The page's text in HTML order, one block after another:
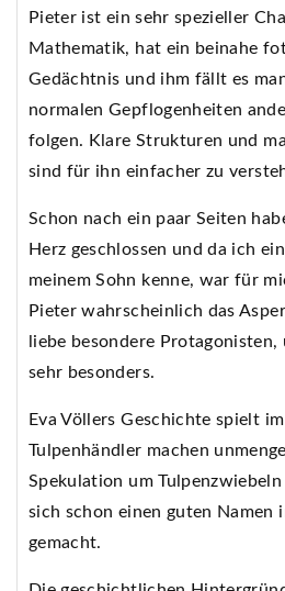
Pieter ist ein sehr spezieller
Mathematik, hat ein beinahe
Gedächtnis und ihm fällt es
normalen Gepflogenheiten
folgen. Klare Strukturen und
sind für ihn einfacher zu
Schon nach ein paar Seiten
Herz geschlossen und da ich
meinem Sohn kenne, war für
Pieter wahrscheinlich das
liebe besondere
sehr besonders.
Eva Völlers Geschichte spielt
Tulpenhändler machen
Spekulation um
sich schon einen guten Namen
gemacht.